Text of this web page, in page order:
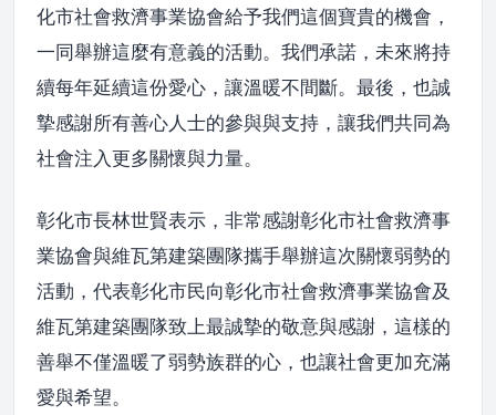
化市社會救濟事業協會給予我們這個寶貴的機會，
一同舉辦這麼有意義的活動。我們承諾，未來將持
續每年延續這份愛心，讓溫暖不間斷。最後，也誠
摯感謝所有善心人士的參與與支持，讓我們共同為
社會注入更多關懷與力量。
彰化市長林世賢表示，非常感謝彰化市社會救濟事
業協會與維瓦第建築團隊攜手舉辦這次關懷弱勢的
活動，代表彰化市民向彰化市社會救濟事業協會及
維瓦第建築團隊致上最誠摯的敬意與感謝，這樣的
善舉不僅溫暖了弱勢族群的心，也讓社會更加充滿
愛與希望。